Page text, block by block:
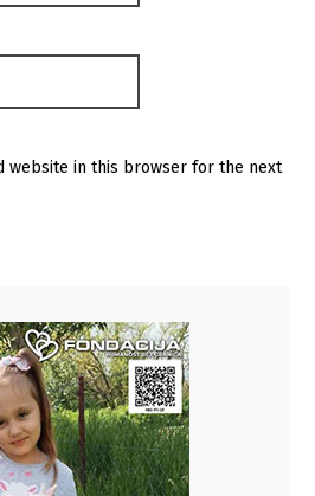
website in this browser for the next